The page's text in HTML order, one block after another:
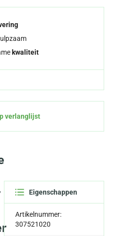
kwaliteit
verlanglijst
Eigenschappen
Artikelnummer:
307521020